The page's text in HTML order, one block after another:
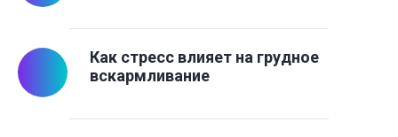
Как стресс влияет на грудное
вскармливание